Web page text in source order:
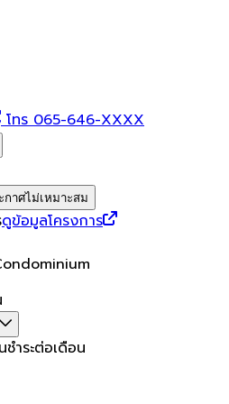
โทร065-646-XXXX
กาศไม่เหมาะสม
ดูข้อมูลโครงการ
ำระต่อเดือน